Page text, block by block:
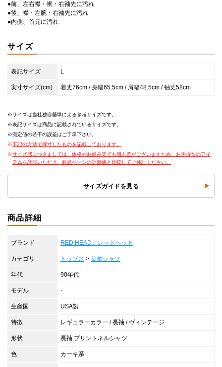
●前、左右襟・裾・右袖先に汚れ
●後、襟・左腕・右袖先に汚れ
●内側、首元に汚れ
サイズ
表記サイズ L
実寸サイズ(cm) 着丈76cm / 身幅65.5cm / 肩幅48.5cm / 袖丈58cm
サイズは当社独自基準による参考サイズです。
表記サイズは商品に記載されているサイズです。
測定値の若干の誤差はご了承下さい。
下記の方法で採寸したものを記載しております。
サイズ感につきましては、体格やお好み等でも個人差がございますため、お手持ちのアイ
テムを計測いただき、商品ページの計測値と比較してご検討ください。
サイズガイドを見る
商品詳細
ブランド RED HEAD／レッドヘッド
カテゴリ トップス > 長袖シャツ
年代 90年代
モデル -
生産国 USA製
特徴 レギュラーカラー / 長袖 / ヴィンテージ
形状 長袖 プリントネルシャツ
色 カーキ系